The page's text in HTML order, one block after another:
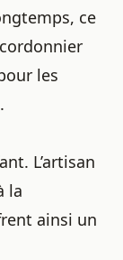
ce
les
L’artisan
la
ainsi un